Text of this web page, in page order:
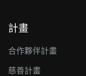
計畫
合作夥伴計畫
慈善計畫